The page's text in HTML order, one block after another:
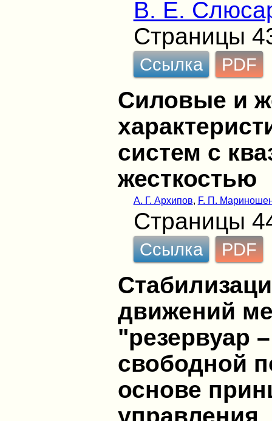
В. Е.
Страницы
Ссылка PDF
Силовые и
систем с
жесткостью
А. Г. Архипов, F. П.
Страницы
Ссылка PDF
движений
"резервуар
свободной
основе
управления